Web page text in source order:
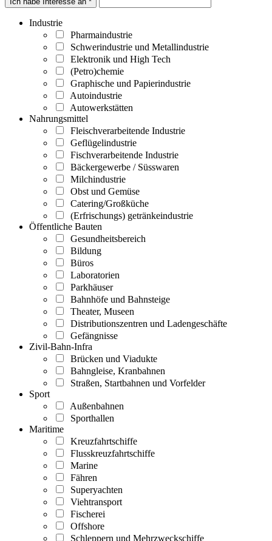
Industrie
Pharmaindustrie
Schwerindustrie und Metallindustrie
Elektronik und High Tech
(Petro)chemie
Graphische und Papierindustrie
Autoindustrie
Autowerkstätten
Nahrungsmittel
Fleischverarbeitende Industrie
Geflügelindustrie
Fischverarbeitende Industrie
Bäckergewerbe / Süsswaren
Milchindustrie
Obst und Gemüse
Catering/Großküche
(Erfrischungs) getränkeindustrie
Öffentliche Bauten
Gesundheitsbereich
Bildung
Büros
Laboratorien
Parkhäuser
Bahnhöfe und Bahnsteige
Theater, Museen
Distributionszentren und Ladengeschäfte
Gefängnisse
Zivil-Bahn-Infra
Brücken und Viadukte
Bahngleise, Kranbahnen
Straßen, Startbahnen und Vorfelder
Sport
Außenbahnen
Sporthallen
Maritime
Kreuzfahrtschiffe
Flusskreuzfahrtschiffe
Marine
Fähren
Superyachten
Viehtransport
Fischerei
Offshore
Schleppern und Mehrzweckschiffe